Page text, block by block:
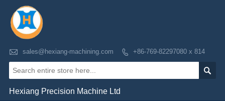
 sales@hexiang-machining.com  +86-769-82297080 x 814

Hexiang Precision Machine Ltd